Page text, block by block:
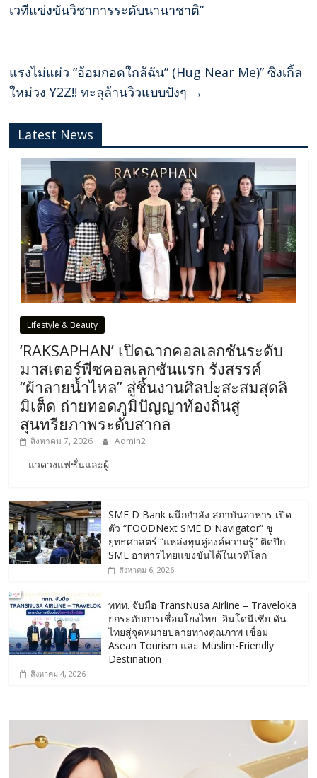
เวทีแข่งขันวิชาการระดับนานาชาติ”
แรงไม่แผ่ว “อ้อมกอดใกล้ฉัน” (Hug Near Me)” ซิงเกิ้ล
ใหม่วง Y2Z!! ทะลุล้านวิวแบบปังๆ →
Latest News
Lifestyle & Beauty
‘RAKSAPHAN’ เปิดฉากคอลเลกชันระดับ
มาสเตอร์พีซคอลเลกชันแรก รังสรรค์
“ผ้าลายน้ำไหล” สู่ชิ้นงานศิลปะสะสมสุดลิ
มิเต็ด ถ่ายทอดภูมิปัญญาท้องถิ่นสู่
สุนทรียภาพระดับสากล
สิงหาคม 7, 2026 Admin2
แวดวงแฟชั่นและผู้
SME D Bank ผนึกกำลัง สถาบันอาหาร เปิด
ตัว “FOODNext SME D Navigator” ชู
ยุทธศาสตร์ “แหล่งทุนคู่องค์ความรู้” ติดปีก
SME อาหารไทยแข่งขันได้ในเวทีโลก
สิงหาคม 6, 2026
ททท. จับมือ TransNusa Airline – Traveloka
ยกระดับการเชื่อมโยงไทย–อินโดนีเซีย ดัน
ไทยสู่จุดหมายปลายทางคุณภาพ เชื่อม
Asean Tourism และ Muslim-Friendly
Destination
สิงหาคม 4, 2026